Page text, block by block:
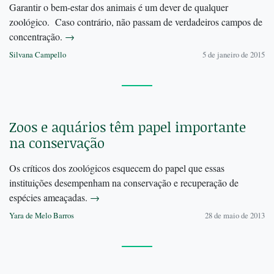
Garantir o bem-estar dos animais é um dever de qualquer
zoológico. Caso contrário, não passam de verdadeiros campos de
concentração. →
Silvana Campello 5 de janeiro de 2015
Zoos e aquários têm papel importante
na conservação
Os críticos dos zoológicos esquecem do papel que essas
instituições desempenham na conservação e recuperação de
espécies ameaçadas. →
Yara de Melo Barros 28 de maio de 2013